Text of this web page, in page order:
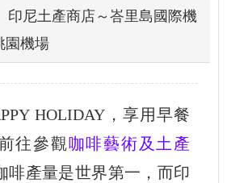
印尼土產商店～峇里島國際機
園機場
HOLIDAY，享用早餐
往參觀咖啡藝術及土產
啡產量是世界第一，而印